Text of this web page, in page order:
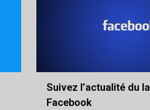
Suivez l’actualité du
Facebook